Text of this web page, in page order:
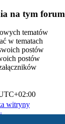
na tym forum
tematów
w tematach
postów
postów
witryny